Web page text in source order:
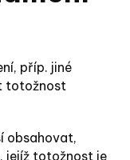
příp. jiné
totožnost
obsahovat,
jejíž totožnost je